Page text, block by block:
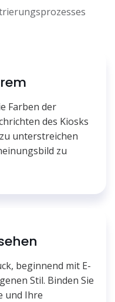
Farben der
des Kiosks
unterstreichen
zu
beginnend mit E-
Stil. Binden Sie
und Ihre